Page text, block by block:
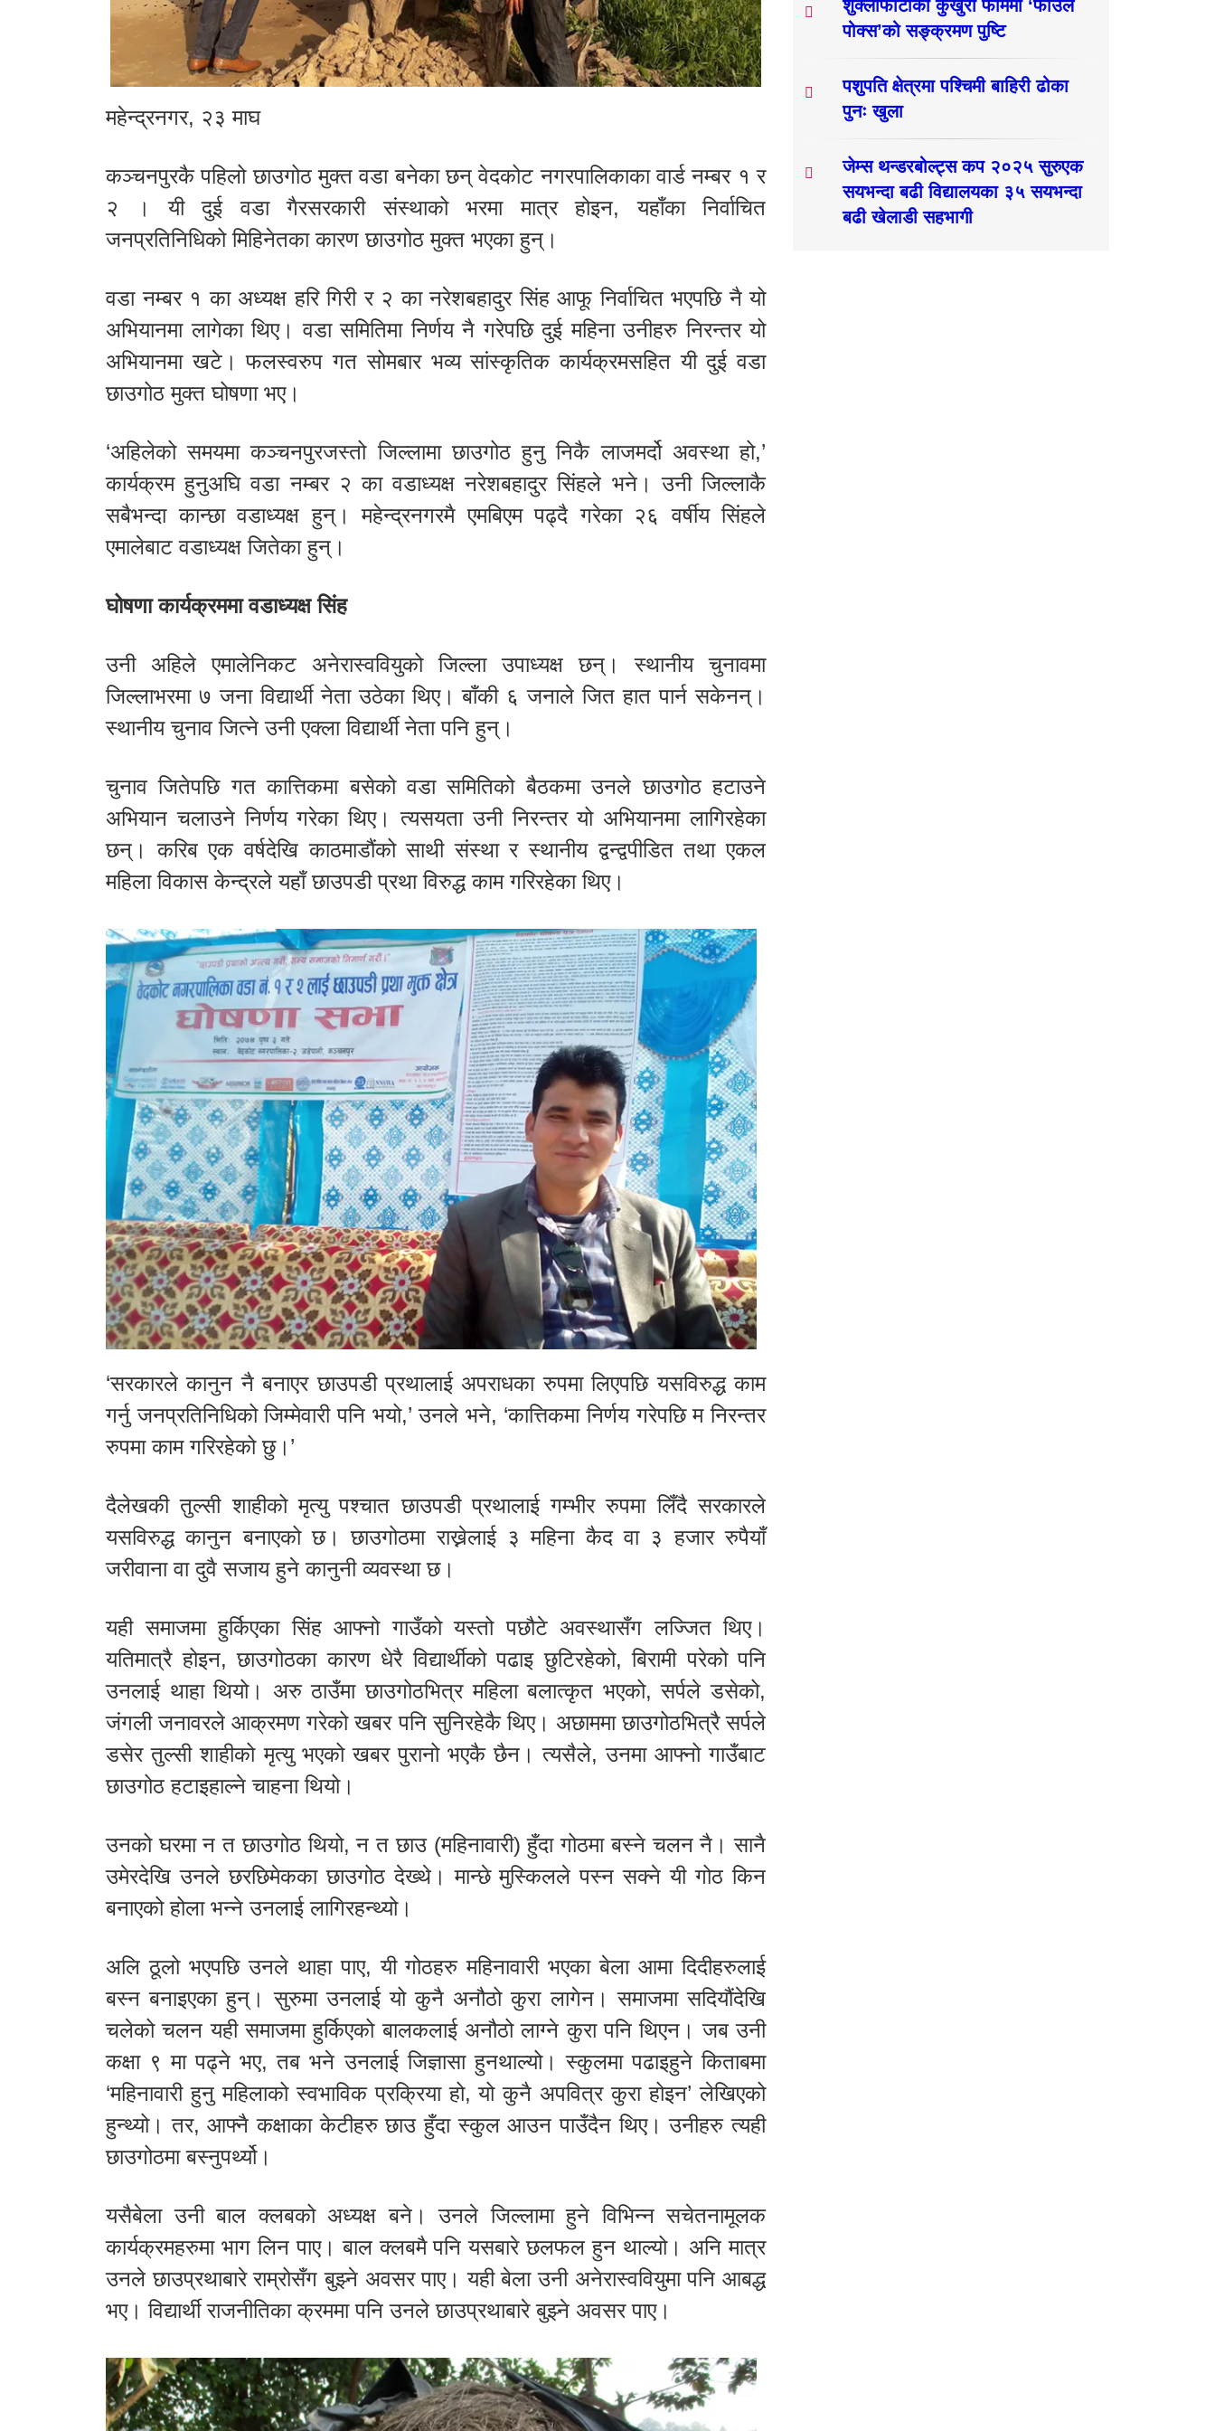
महेन्द्रनगर, २३ माघ
कञ्चनपुरकै पहिलो छाउगोठ मुक्त वडा बनेका छन् वेदकोट नगरपालिकाका वार्ड नम्बर १ र
२ । यी दुई वडा गैरसरकारी संस्थाको भरमा मात्र होइन, यहाँका निर्वाचित
जनप्रतिनिधिको मिहिनेतका कारण छाउगोठ मुक्त भएका हुन्।
वडा नम्बर १ का अध्यक्ष हरि गिरी र २ का नरेशबहादुर सिंह आफू निर्वाचित भएपछि नै यो
अभियानमा लागेका थिए। वडा समितिमा निर्णय नै गरेपछि दुई महिना उनीहरु निरन्तर यो
अभियानमा खटे। फलस्वरुप गत सोमबार भव्य सांस्कृतिक कार्यक्रमसहित यी दुई वडा
छाउगोठ मुक्त घोषणा भए।
‘अहिलेको समयमा कञ्चनपुरजस्तो जिल्लामा छाउगोठ हुनु निकै लाजमर्दो अवस्था हो,’
कार्यक्रम हुनुअघि वडा नम्बर २ का वडाध्यक्ष नरेशबहादुर सिंहले भने। उनी जिल्लाकै
सबैभन्दा कान्छा वडाध्यक्ष हुन्। महेन्द्रनगरमै एमबिएम पढ्दै गरेका २६ वर्षीय सिंहले
एमालेबाट वडाध्यक्ष जितेका हुन्।
घोषणा कार्यक्रममा वडाध्यक्ष सिंह
उनी अहिले एमालेनिकट अनेरास्ववियुको जिल्ला उपाध्यक्ष छन्। स्थानीय चुनावमा
जिल्लाभरमा ७ जना विद्यार्थी नेता उठेका थिए। बाँकी ६ जनाले जित हात पार्न सकेनन्।
स्थानीय चुनाव जित्ने उनी एक्ला विद्यार्थी नेता पनि हुन्।
चुनाव जितेपछि गत कात्तिकमा बसेको वडा समितिको बैठकमा उनले छाउगोठ हटाउने
अभियान चलाउने निर्णय गरेका थिए। त्यसयता उनी निरन्तर यो अभियानमा लागिरहेका
छन्। करिब एक वर्षदेखि काठमाडौंको साथी संस्था र स्थानीय द्वन्द्वपीडित तथा एकल
महिला विकास केन्द्रले यहाँ छाउपडी प्रथा विरुद्ध काम गरिरहेका थिए।
‘सरकारले कानुन नै बनाएर छाउपडी प्रथालाई अपराधका रुपमा लिएपछि यसविरुद्ध काम
गर्नु जनप्रतिनिधिको जिम्मेवारी पनि भयो,’ उनले भने, ‘कात्तिकमा निर्णय गरेपछि म निरन्तर
रुपमा काम गरिरहेको छु।’
दैलेखकी तुल्सी शाहीको मृत्यु पश्चात छाउपडी प्रथालाई गम्भीर रुपमा लिँदै सरकारले
यसविरुद्ध कानुन बनाएको छ। छाउगोठमा राख्नेलाई ३ महिना कैद वा ३ हजार रुपैयाँ
जरीवाना वा दुवै सजाय हुने कानुनी व्यवस्था छ।
यही समाजमा हुर्किएका सिंह आफ्नो गाउँको यस्तो पछौटे अवस्थासँग लज्जित थिए।
यतिमात्रै होइन, छाउगोठका कारण धेरै विद्यार्थीको पढाइ छुटिरहेको, बिरामी परेको पनि
उनलाई थाहा थियो। अरु ठाउँमा छाउगोठभित्र महिला बलात्कृत भएको, सर्पले डसेको,
जंगली जनावरले आक्रमण गरेको खबर पनि सुनिरहेकै थिए। अछाममा छाउगोठभित्रै सर्पले
डसेर तुल्सी शाहीको मृत्यु भएको खबर पुरानो भएकै छैन। त्यसैले, उनमा आफ्नो गाउँबाट
छाउगोठ हटाइहाल्ने चाहना थियो।
उनको घरमा न त छाउगोठ थियो, न त छाउ (महिनावारी) हुँदा गोठमा बस्ने चलन नै। सानै
उमेरदेखि उनले छरछिमेकका छाउगोठ देख्थे। मान्छे मुस्किलले पस्न सक्ने यी गोठ किन
बनाएको होला भन्ने उनलाई लागिरहन्थ्यो।
अलि ठूलो भएपछि उनले थाहा पाए, यी गोठहरु महिनावारी भएका बेला आमा दिदीहरुलाई
बस्न बनाइएका हुन्। सुरुमा उनलाई यो कुनै अनौठो कुरा लागेन। समाजमा सदियौंदेखि
चलेको चलन यही समाजमा हुर्किएको बालकलाई अनौठो लाग्ने कुरा पनि थिएन। जब उनी
कक्षा ९ मा पढ्ने भए, तब भने उनलाई जिज्ञासा हुनथाल्यो। स्कुलमा पढाइहुने किताबमा
‘महिनावारी हुनु महिलाको स्वभाविक प्रक्रिया हो, यो कुनै अपवित्र कुरा होइन’ लेखिएको
हुन्थ्यो। तर, आफ्नै कक्षाका केटीहरु छाउ हुँदा स्कुल आउन पाउँदैन थिए। उनीहरु त्यही
छाउगोठमा बस्नुपर्थ्यो।
यसैबेला उनी बाल क्लबको अध्यक्ष बने। उनले जिल्लामा हुने विभिन्न सचेतनामूलक
कार्यक्रमहरुमा भाग लिन पाए। बाल क्लबमै पनि यसबारे छलफल हुन थाल्यो। अनि मात्र
उनले छाउप्रथाबारे राम्रोसँग बुझ्ने अवसर पाए। यही बेला उनी अनेरास्ववियुमा पनि आबद्ध
भए। विद्यार्थी राजनीतिका क्रममा पनि उनले छाउप्रथाबारे बुझ्ने अवसर पाए।
शुक्लाफाँटाका कुखुरा फार्ममा ‘फाउल
पोक्स’को सङ्क्रमण पुष्टि
पशुपति क्षेत्रमा पश्चिमी बाहिरी ढोका
पुनः खुला
जेम्स थन्डरबोल्ट्स कप २०२५ सुरुएक
सयभन्दा बढी विद्यालयका ३५ सयभन्दा
बढी खेलाडी सहभागी